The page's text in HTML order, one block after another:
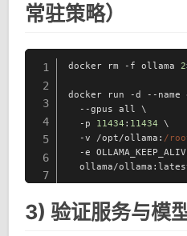
常驻策略）
1
2
3
4
5
6
7
docker rm -f ollama 2
docker run -d --
  --gpus all \
  -p
11434 : 11434 \
  -v /opt/ollama:
/
-e
ollama/
3) 验证服务与模